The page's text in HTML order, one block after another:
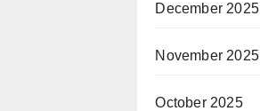
December 2025
November 2025
October 2025